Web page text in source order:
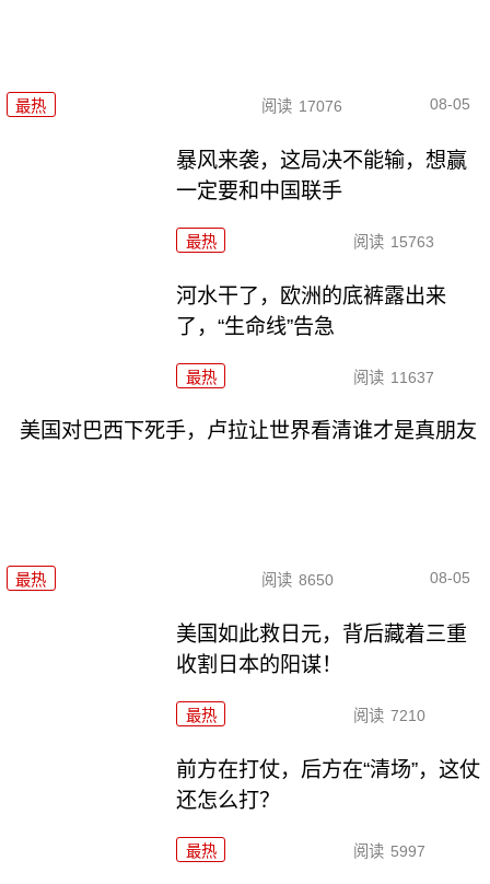
最热 阅读 17076 08-05
暴风来袭，这局决不能输，想赢
一定要和中国联手
最热 阅读 15763
河水干了，欧洲的底裤露出来
了，“生命线”告急
最热 阅读 11637
美国对巴西下死手，卢拉让世界看清谁才是真朋友
最热 阅读 8650 08-05
美国如此救日元，背后藏着三重
收割日本的阳谋！
最热 阅读 7210
前方在打仗，后方在“清场”，这仗
还怎么打？
最热 阅读 5997